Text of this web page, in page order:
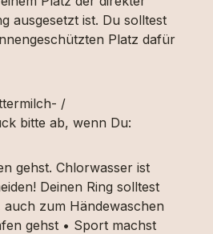
ausgesetzt ist. Du solltest
Platz dafür
/
bitte ab, wenn Du:
gehst. Chlorwasser ist
Deinen Ring solltest
zum Händewaschen
gehst • Sport machst